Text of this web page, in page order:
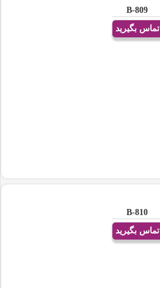
B-809
تماس بگیرید
B-810
تماس بگیرید